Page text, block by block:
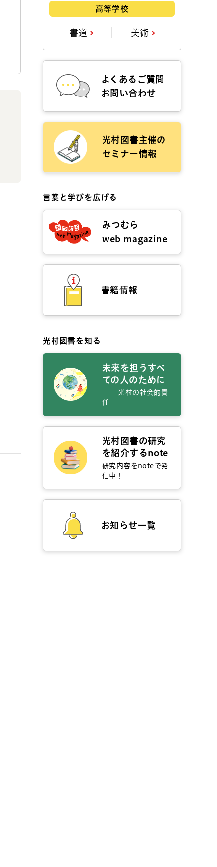
高等学校
書道 美術
よくあるご質問
お問い合わせ
光村図書主催の
セミナー情報
言葉と学びを広げる
みつむら
web magazine
書籍情報
光村図書を知る
未来を担うすべ
ての人のために
光村の社会的責
任
光村図書の研究
を紹介するnote
研究内容をnoteで発
信中！
お知らせ一覧